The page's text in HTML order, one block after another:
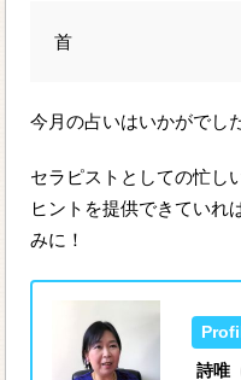
首
今月の占いはいかがでし
セラピストとしての忙し
ヒントを提供できていれ
みに！
詩唯